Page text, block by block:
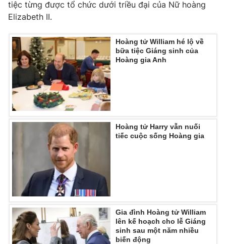
VTV Money VTV Thể thao
VTV Sức khoẻ Bất động sản
Thị trường 24h Tấm lòng Việt
Vươn mình bằng AI
Liên hệ tòa soạn English
tiệc từng được tổ chức dưới triều đại của Nữ hoàng
Elizabeth II.
Hoàng tử William hé lộ về
bữa tiệc Giáng sinh của
Hoàng gia Anh
Hoàng tử Harry vẫn nuối
tiếc cuộc sống Hoàng gia
Gia đình Hoàng tử William
lên kế hoạch cho lễ Giáng
sinh sau một năm nhiều
biến động